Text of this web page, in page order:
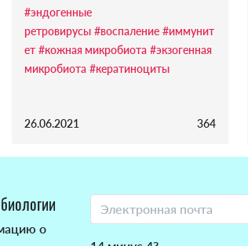
#эндогенные
ретровирусы #воспаление #иммунит
ет #кожная микробиота #экзогенная
микробиота #кератиноциты
26.06.2021 364
о